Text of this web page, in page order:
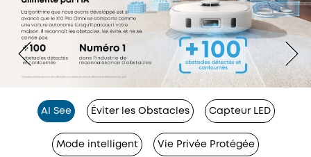
AI See Éviter les Obstacles Capteur LED
Mode intelligent Vie Privée Protégée